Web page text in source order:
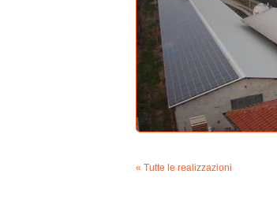
« Tutte le realizzazioni